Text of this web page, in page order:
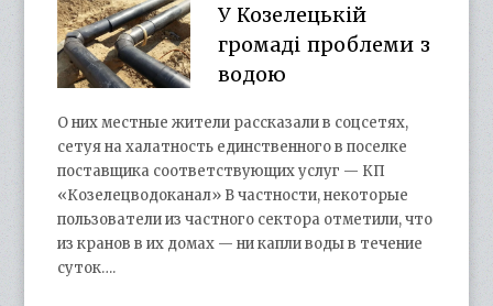
У Козелецькій
громаді проблеми з
водою
О них местные жители рассказали в соцсетях,
сетуя на халатность единственного в поселке
поставщика соответствующих услуг — КП
«Козелецводоканал» В частности, некоторые
пользователи из частного сектора отметили, что
из кранов в их домах — ни капли воды в течение
суток….